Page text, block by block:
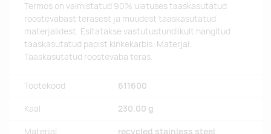
Termos on valmistatud 90% ulatuses taaskasutatud
roostevabast terasest ja muudest taaskasutatud
materjalidest. Esitatakse vastutustundlikult hangitud
taaskasutatud papist kinkekarbis. Materjal:
Taaskasutatud roostevaba teras.
Tootekood 611600
Kaal 230,00 g
Materjal recycled stainless steel